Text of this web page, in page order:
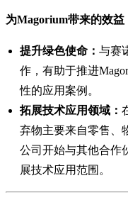
为Magorium带来的效益
提升绿色使命： 与赛
作，有助于推进
性的应用案例。
拓展技术应用领域：
弃物主要来自零售、
公司开始与其他合作
展技术应用范围。